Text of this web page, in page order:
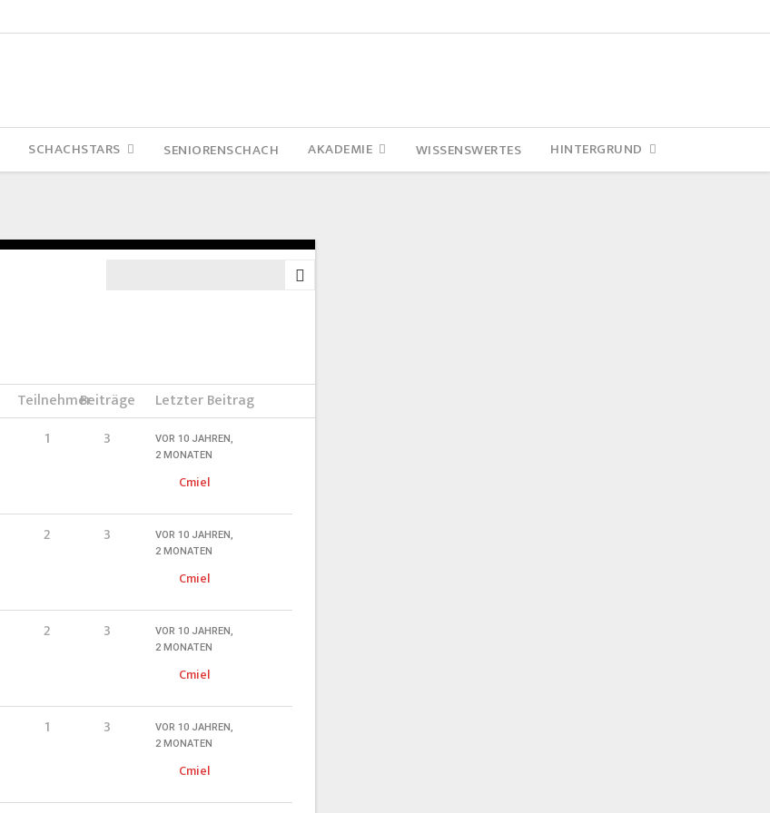
SCHACHSTARS SENIORENSCHACH AKADEMIE WISSENSWERTES HINTERGRUND
TeilnehmerBeiträge
Letzter Beitrag
1 3
VOR 10 JAHREN,
2 MONATEN
Cmiel
2 3
VOR 10 JAHREN,
2 MONATEN
Cmiel
2 3
VOR 10 JAHREN,
2 MONATEN
Cmiel
1 3
VOR 10 JAHREN,
2 MONATEN
Cmiel